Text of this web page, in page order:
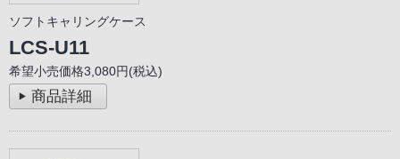
ソフトキャリングケース
LCS-U11
希望小売価格3,080円(税込)
商品詳細